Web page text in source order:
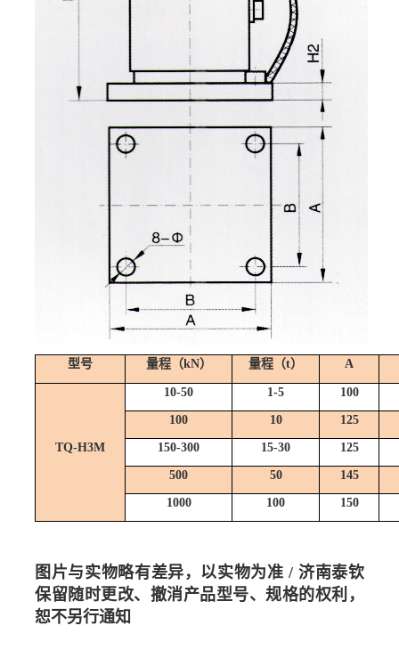
型号 量程（kN） 量程（t） A
TQ-H3M
10-50 1-5 100
100 10 125
150-300 15-30 125
500 50 145
1000 100 150
图片与实物略有差异，以实物为准 / 济南泰钦
保留随时更改、撤消产品型号、规格的权利，
恕不另行通知